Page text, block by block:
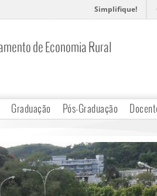
Simplifique!
de Economia Rural
Graduação Pós-Graduação